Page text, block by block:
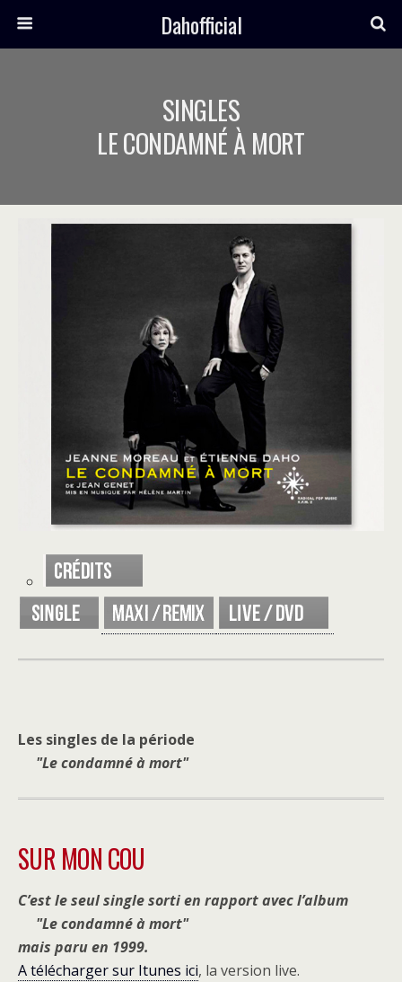
Dahofficial
SINGLES
LE CONDAMNÉ À MORT
Les singles de la période
Le condamné à mort
SUR MON COU
C’est le seul single sorti en rapport avec l’album
Le condamné à mort
mais paru en 1999.
A télécharger sur Itunes ici, la version live.